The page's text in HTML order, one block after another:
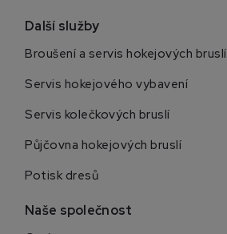
Další služby
Broušení a servis hokejových bruslí
Servis hokejového vybavení
Servis kolečkových bruslí
Půjčovna hokejových bruslí
Potisk dresů
Naše společnost